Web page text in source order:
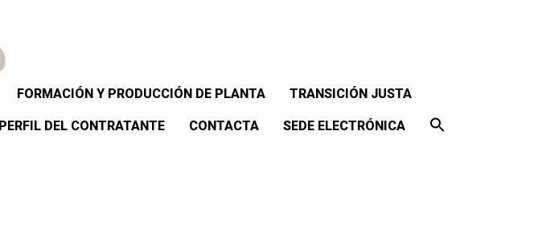
FORMACIÓN Y PRODUCCIÓN DE PLANTA TRANSICIÓN JUSTA
PERFIL DEL CONTRATANTE CONTACTA SEDE ELECTRÓNICA